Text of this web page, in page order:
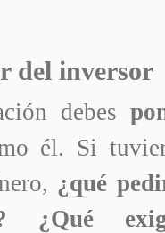
del inversor
debes
él. Si
¿qué
¿Qué